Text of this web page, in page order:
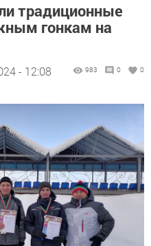
традиционные
гонкам на
- 12:08 983 0 0